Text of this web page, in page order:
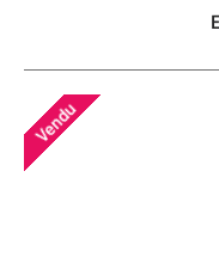
Vendu